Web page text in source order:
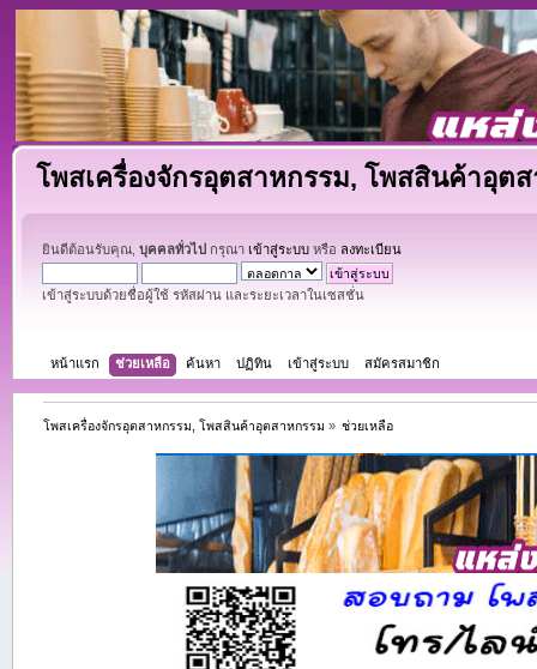
โพสเครื่องจักรอุตสาหกรรม, โพสสินค้าอุต
ยินดีต้อนรับคุณ, บุคคลทั่วไป กรุณา เข้าสู่ระบบหรือ ลงทะเบียน
เข้าสู่ระบบด้วยชื่อผู้ใช้ รหัสผ่าน และระยะเวลาในเซสชั่น
หน้าแรก ช่วยเหลือ ค้นหา ปฏิทิน เข้าสู่ระบบ สมัครสมาชิก
โพสเครื่องจักรอุตสาหกรรม, โพสสินค้าอุตสาหกรรม » ช่วยเหลือ